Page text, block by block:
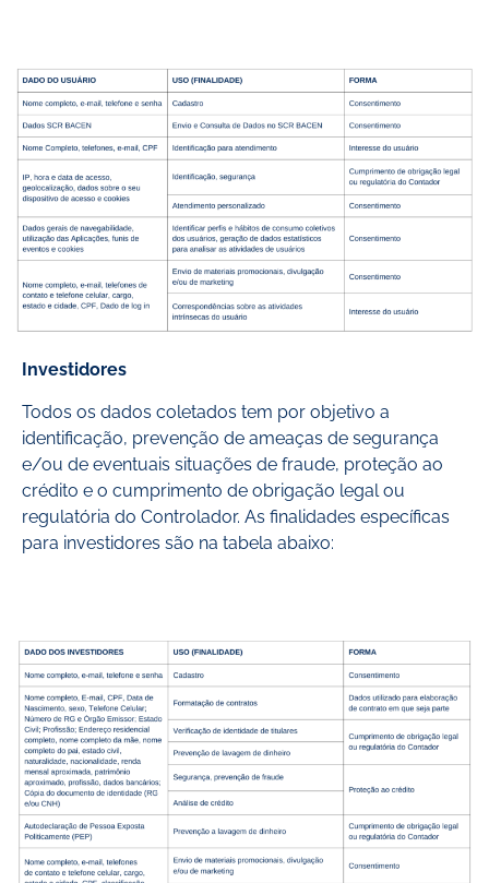
Investidores
Todos os dados coletados tem por objetivo a
identificação, prevenção de ameaças de segurança
e/ou de eventuais situações de fraude, proteção ao
crédito e o cumprimento de obrigação legal ou
regulatória do Controlador. As finalidades específicas
para investidores são na tabela abaixo: